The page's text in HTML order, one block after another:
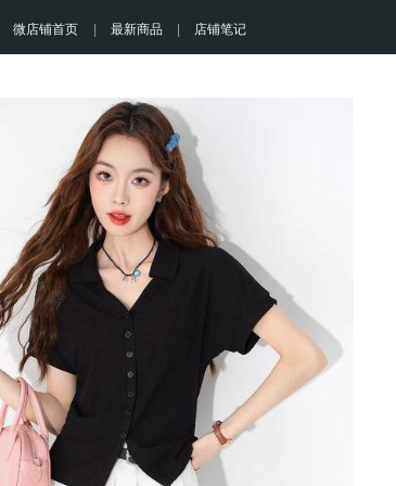
微店铺首页 最新商品 店铺笔记